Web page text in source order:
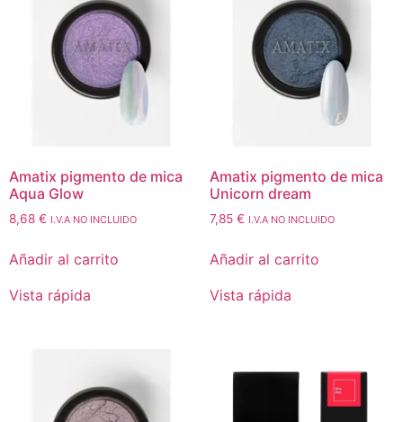
Amatix pigmento de mica
Aqua Glow
8,68 € I.V.A NO INCLUIDO
Añadir al carrito
Vista rápida
Amatix pigmento de mica
Unicorn dream
7,85 € I.V.A NO INCLUIDO
Añadir al carrito
Vista rápida